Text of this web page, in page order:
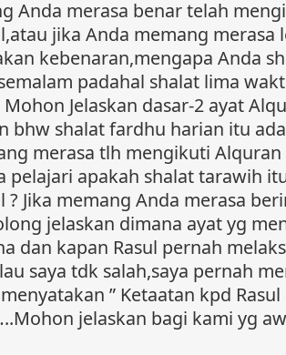
Anda merasa benar telah
jika Anda memang
kebenaran,mengapa Anda
padahal shalat lima
Jelaskan dasar-2 ayat
bhw shalat fardhu harian itu
merasa tlh mengikuti Alquran
pelajari apakah shalat tarawih
? Jika memang Anda merasa
jelaskan dimana ayat yg
dan kapan Rasul pernah
saya tdk salah,saya pernah
” Ketaatan kpd
jelaskan bagi kami yg